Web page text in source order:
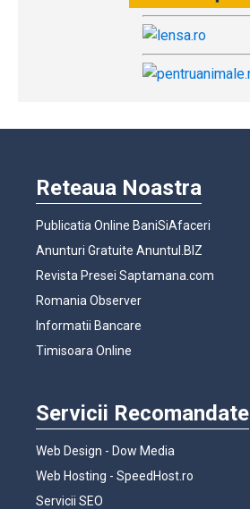
Reteaua Noastra
Publicatia Online BaniSiAfaceri
Anunturi Gratuite Anuntul.BIZ
Revista Presei Saptamana.com
Romania Observer
Informatii Bancare
Timisoara Online
Servicii Recomandate
Web Design - Dow Media
Web Hosting - SpeedHost.ro
Servicii SEO